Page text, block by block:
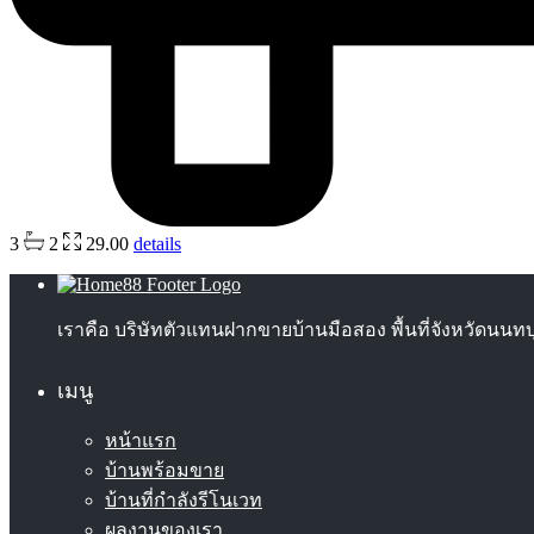
3 2 29.00 details
เราคือ บริษัทตัวแทนฝากขายบ้านมือสอง พื้นที่จังหวัดนนท
เมนู
หน้าแรก
บ้านพร้อมขาย
บ้านที่กำลังรีโนเวท
ผลงานของเรา